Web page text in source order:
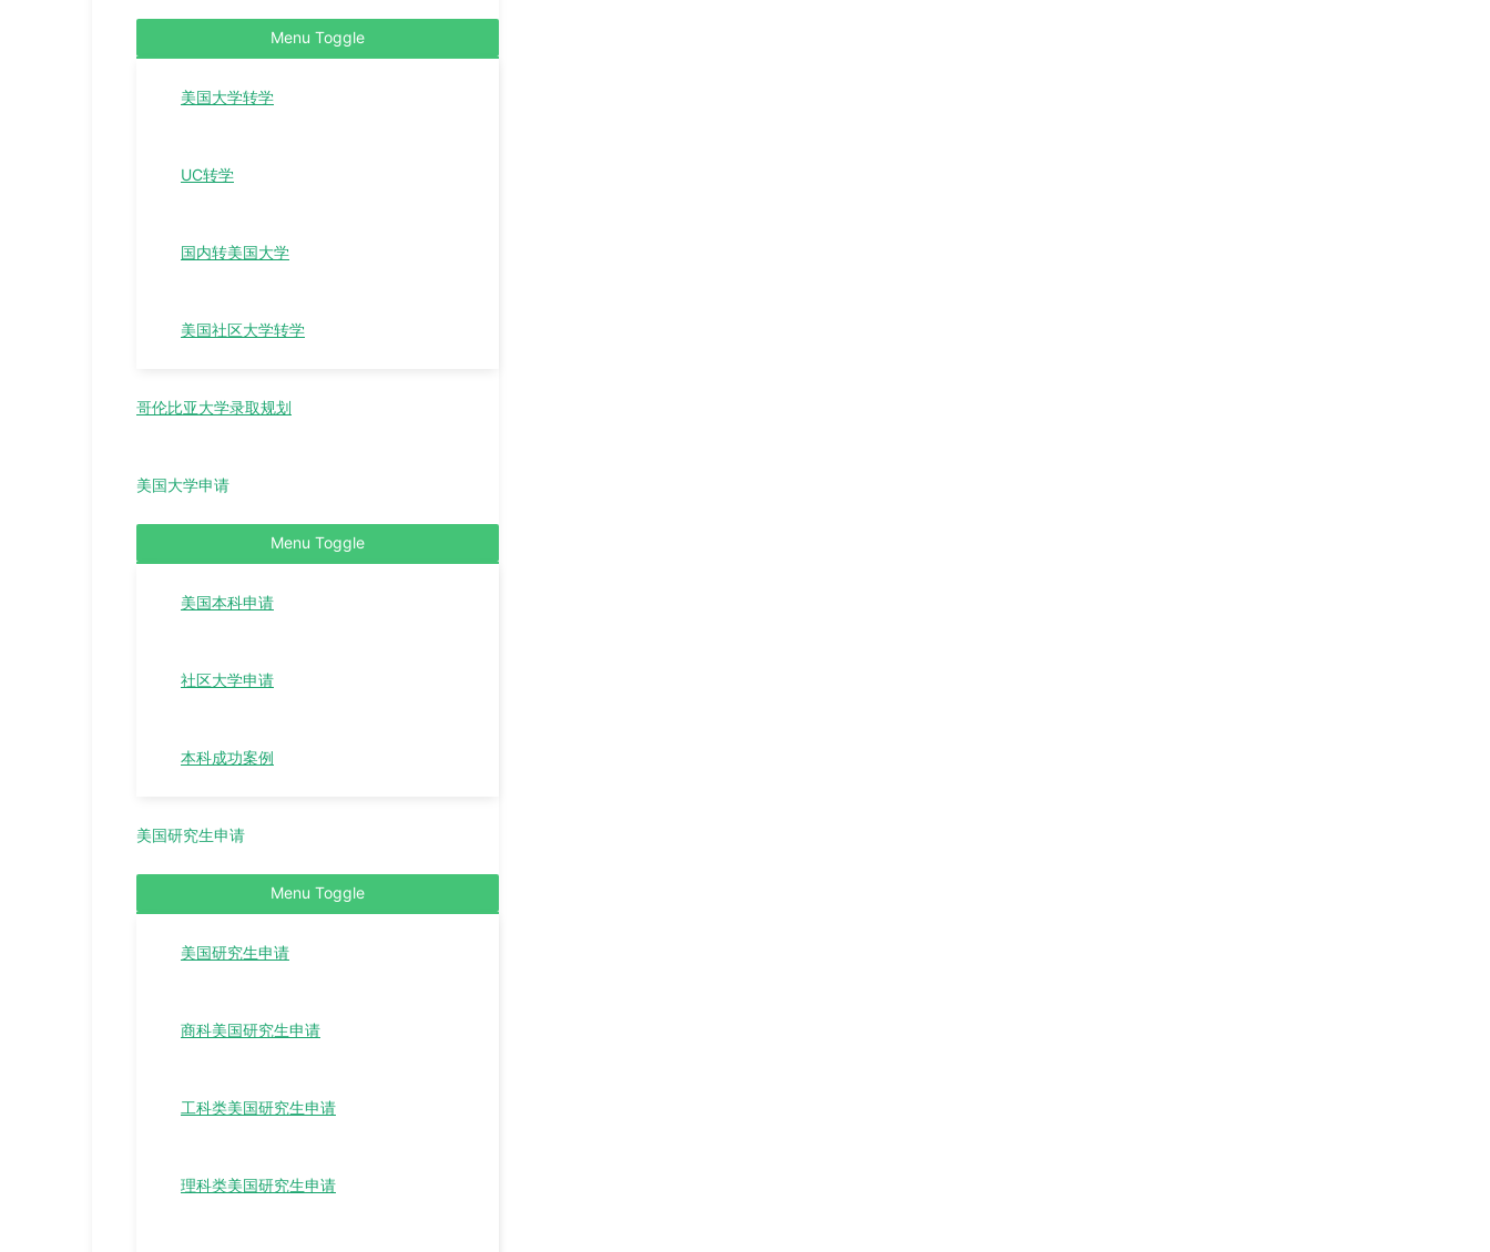
Menu Toggle
美国大学转学
UC转学
国内转美国大学
美国社区大学转学
哥伦比亚大学录取规划
美国大学申请
Menu Toggle
美国本科申请
社区大学申请
本科成功案例
美国研究生申请
Menu Toggle
美国研究生申请
商科美国研究生申请
工科类美国研究生申请
理科类美国研究生申请